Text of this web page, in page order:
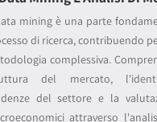
mining è una parte
di ricerca, contribuendo
complessiva.
del mercato,
del settore e la
attraverso